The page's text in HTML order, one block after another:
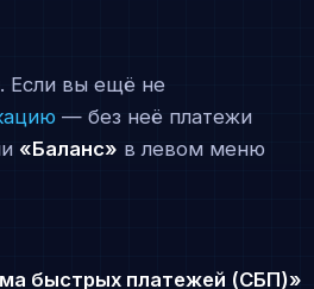
Если вы ещё не
— без неё платежи
«Баланс» в левом меню
быстрых платежей (СБП)»